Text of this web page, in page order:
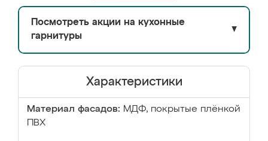
Посмотреть акции на кухонные
гарнитуры
▼
Характеристики
Материал фасадов: МДФ, покрытые плёнкой
ПВХ